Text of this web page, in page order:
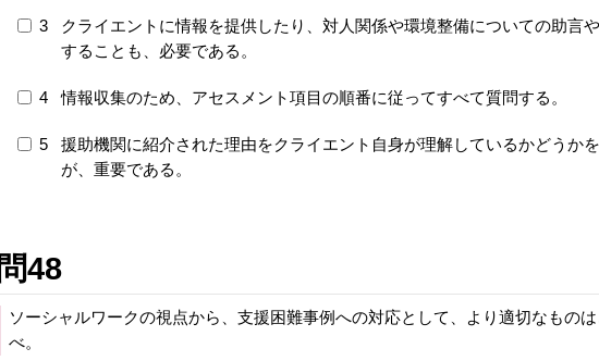
3
クライエントに情報を提供したり、対人関係や環境整備についての助言
することも、必要である。
4 情報収集のため、アセスメント項目の順番に従ってすべて質問する。
5
援助機関に紹介された理由をクライエント自身が理解しているかどうか
が、重要である。
問48
ソーシャルワークの視点から、支援困難事例への対応として、より適切なもの
べ。